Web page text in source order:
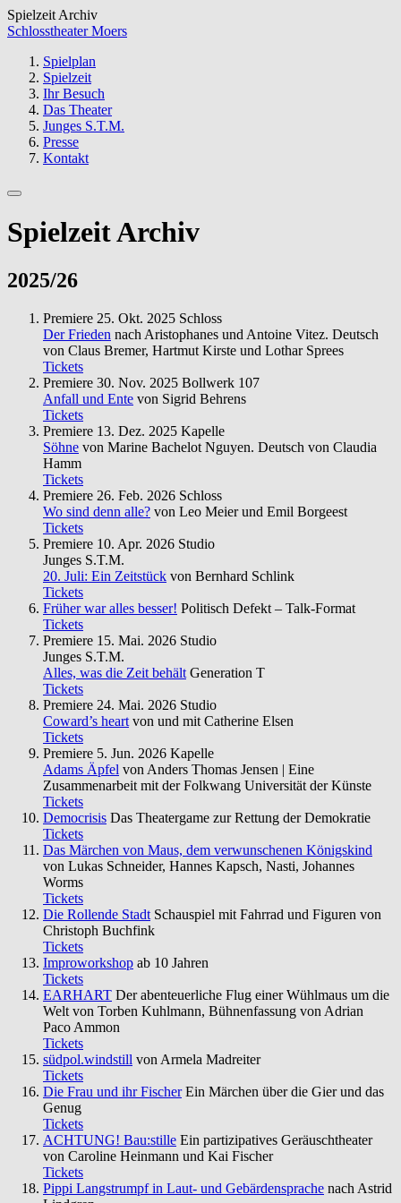
Spielzeit Archiv
Schlosstheater Moers
Spielplan
Spielzeit
Ihr Besuch
Das Theater
Junges S.T.M.
Presse
Kontakt
Spielzeit Archiv
2025/26
Premiere 25. Okt. 2025 Schloss
Der Frieden nach Aristophanes und Antoine Vitez. Deutsch
von Claus Bremer, Hartmut Kirste und Lothar Sprees
Tickets
Premiere 30. Nov. 2025 Bollwerk 107
Anfall und Ente von Sigrid Behrens
Tickets
Premiere 13. Dez. 2025 Kapelle
Söhne von Marine Bachelot Nguyen. Deutsch von Claudia
Hamm
Tickets
Premiere 26. Feb. 2026 Schloss
Wo sind denn alle? von Leo Meier und Emil Borgeest
Tickets
Premiere 10. Apr. 2026 Studio
Junges S.T.M.
20. Juli: Ein Zeitstück von Bernhard Schlink
Tickets
Früher war alles besser! Politisch Defekt – Talk-Format
Tickets
Premiere 15. Mai. 2026 Studio
Junges S.T.M.
Alles, was die Zeit behält Generation T
Tickets
Premiere 24. Mai. 2026 Studio
Coward’s heart von und mit Catherine Elsen
Tickets
Premiere 5. Jun. 2026 Kapelle
Adams Äpfel von Anders Thomas Jensen | Eine
Zusammenarbeit mit der Folkwang Universität der Künste
Tickets
Democrisis Das Theatergame zur Rettung der Demokratie
Tickets
Das Märchen von Maus, dem verwunschenen Königskind
von Lukas Schneider, Hannes Kapsch, Nasti, Johannes
Worms
Tickets
Die Rollende Stadt Schauspiel mit Fahrrad und Figuren von
Christoph Buchfink
Tickets
Improworkshop ab 10 Jahren
Tickets
EARHART Der abenteuerliche Flug einer Wühlmaus um die
Welt von Torben Kuhlmann, Bühnenfassung von Adrian
Paco Ammon
Tickets
südpol.windstill von Armela Madreiter
Tickets
Die Frau und ihr Fischer Ein Märchen über die Gier und das
Genug
Tickets
ACHTUNG! Bau:stille Ein partizipatives Geräuschtheater
von Caroline Heinmann und Kai Fischer
Tickets
Pippi Langstrumpf in Laut- und Gebärdensprache nach Astrid